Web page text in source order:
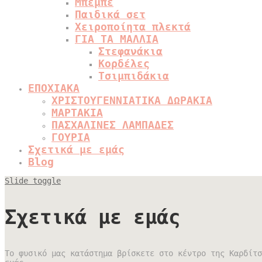
Παιδικά σετ
Χειροποίητα πλεκτά
ΓΙΑ ΤΑ ΜΑΛΛΙΑ
Στεφανάκια
Κορδέλες
Τσιμπιδάκια
ΕΠΟΧΙΑΚΑ
ΧΡΙΣΤΟΥΓΕΝΝΙΑΤΙΚΑ ΔΩΡΑΚΙΑ
ΜΑΡΤΑΚΙΑ
ΠΑΣΧΑΛΙΝΕΣ ΛΑΜΠΑΔΕΣ
ΓΟΥΡΙΑ
Σχετικά με εμάς
Blog
Slide toggle
Σχετικά με εμάς
Το φυσικό μας κατάστημα βρίσκετε στο κέντρο της